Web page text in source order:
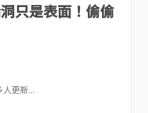
只是表面！偷偷
更新...